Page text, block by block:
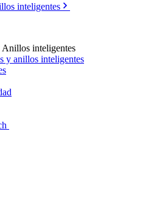
inteligentes
Anillos inteligentes
y anillos inteligentes